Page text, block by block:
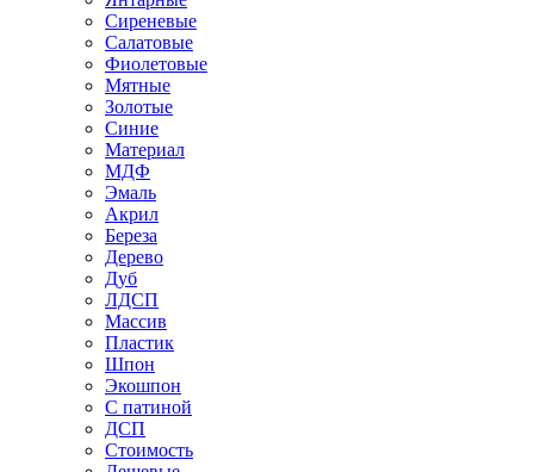
Сиреневые
Салатовые
Фиолетовые
Мятные
Золотые
Синие
Материал
МДФ
Эмаль
Акрил
Береза
Дерево
Дуб
ЛДСП
Массив
Пластик
Шпон
Экошпон
С патиной
ДСП
Стоимость